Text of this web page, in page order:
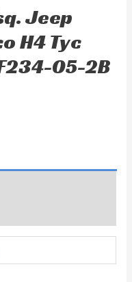
Jeep
H4 Tyc
05-2B